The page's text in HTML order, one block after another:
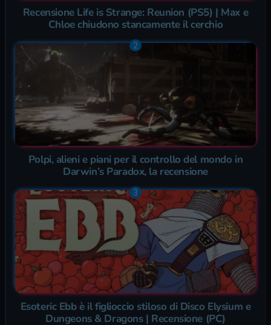
Recensione Life is Strange: Reunion (PS5) | Max e
Chloe chiudono stancamente il cerchio
Polpi, alieni e piani per il controllo del mondo in
Darwin’s Paradox, la recensione
Esoteric Ebb è il figlioccio stiloso di Disco Elysium e
Dungeons & Dragons | Recensione (PC)